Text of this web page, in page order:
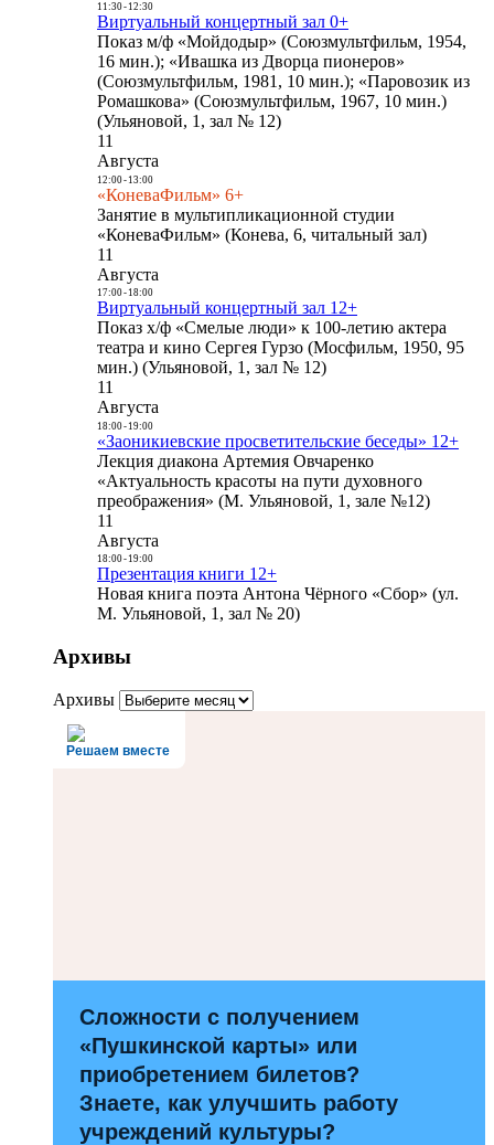
11:30- 12:30
Виртуальный концертный зал 0+
Показ м/ф «Мойдодыр» (Союзмультфильм, 1954,
16 мин.); «Ивашка из Дворца пионеров»
(Союзмультфильм, 1981, 10 мин.); «Паровозик из
Ромашкова» (Союзмультфильм, 1967, 10 мин.)
(Ульяновой, 1, зал № 12)
11
Августа
12:00- 13:00
«КоневаФильм» 6+
Занятие в мультипликационной студии
«КоневаФильм» (Конева, 6, читальный зал)
11
Августа
17:00- 18:00
Виртуальный концертный зал 12+
Показ х/ф «Смелые люди» к 100-летию актера
театра и кино Сергея Гурзо (Мосфильм, 1950, 95
мин.) (Ульяновой, 1, зал № 12)
11
Августа
18:00- 19:00
«Заоникиевские просветительские беседы» 12+
Лекция диакона Артемия Овчаренко
«Актуальность красоты на пути духовного
преображения» (М. Ульяновой, 1, зале №12)
11
Августа
18:00- 19:00
Презентация книги 12+
Новая книга поэта Антона Чёрного «Сбор» (ул.
М. Ульяновой, 1, зал № 20)
Архивы
Архивы
Решаем вместе
Сложности с получением
«Пушкинской карты» или
приобретением билетов?
Знаете, как улучшить работу
учреждений культуры?